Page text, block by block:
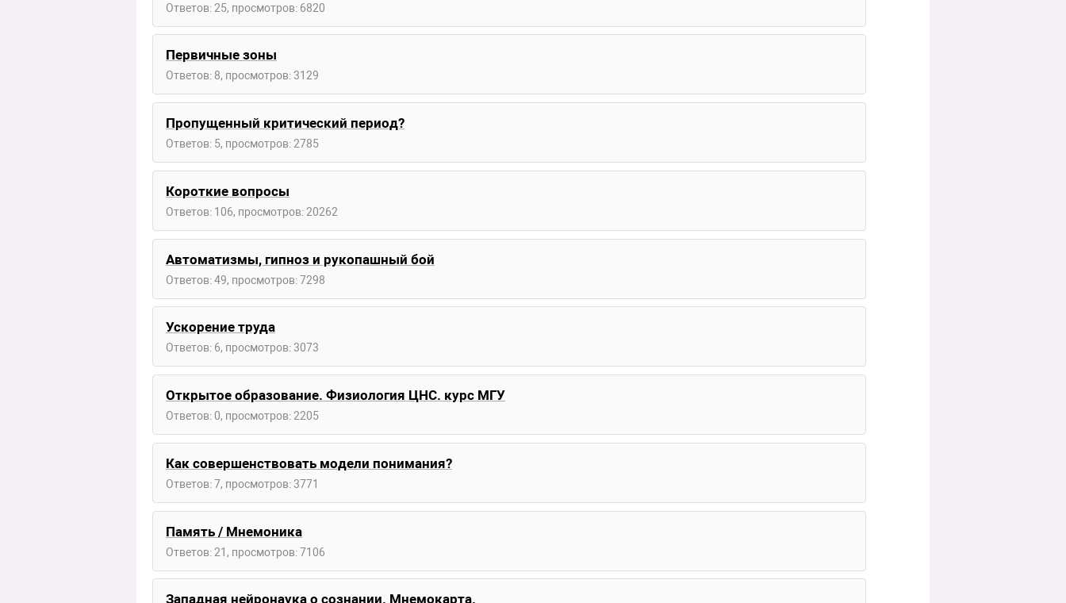
Ответов: 25, просмотров: 6820
Первичные зоны
Ответов: 8, просмотров: 3129
Пропущенный критический период?
Ответов: 5, просмотров: 2785
Короткие вопросы
Ответов: 106, просмотров: 20262
Автоматизмы, гипноз и рукопашный бой
Ответов: 49, просмотров: 7298
Ускорение труда
Ответов: 6, просмотров: 3073
Открытое образование. Физиология ЦНС. курс МГУ
Ответов: 0, просмотров: 2205
Как совершенствовать модели понимания?
Ответов: 7, просмотров: 3771
Память / Мнемоника
Ответов: 21, просмотров: 7106
Западная нейронаука о сознании. Мнемокарта.